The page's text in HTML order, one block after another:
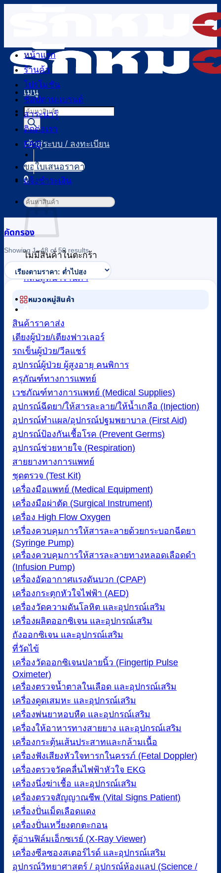
เนื้อหา
เมนู
Products
search
เข้าสู่ระบบ / ลงทะเบียน
0
ไม่มีสินค้าในตะกร้า
กลับสู่หน้าร้านค้า
หน้าแรก
ร้านค้า
โปรโมชัน
ช้อปตามแบรนด์
สาระน่ารู้
ติดต่อเรา
FAQ
ขอใบเสนอราคา
แจ้งชำระเงิน
ค้นหา:
คัดกรอง
Showing 1–48 of 50 resultsSorted
by
to
หมวดหมู่สินค้า
สินค้าราคาส่ง
เตียงผู้ป่วย/เตียงฟาวเลอร์
รถเข็นผู้ป่วย/วีลแชร์
อุปกรณ์ผู้ป่วย ผู้สูงอายุ คนพิการ
ครุภัณฑ์ทางการแพทย์
เวชภัณฑ์ทางการแพทย์ (Medical Supplies)
อุปกรณ์ฉีดยา/ให้สารละลาย/ให้น้ำเกลือ (Injection)
อุปกรณ์ทำแผล/อุปกรณ์ปฐมพยาบาล (First Aid)
อุปกรณ์ป้องกันเชื้อโรค (Prevent Germs)
อุปกรณ์ช่วยหายใจ (Respiration)
สายยางทางการแพทย์
ชุดตรวจ (Test Kit)
เครื่องมือแพทย์ (Medical Equipment)
เครื่องมือผ่าตัด (Surgical Instrument)
เครื่อง High Flow Oxygen
เครื่องควบคุมการให้สารละลายด้วยกระบอกฉีดยา
(Syringe Pump)
เครื่องควบคุมการให้สารละลายทางหลอดเลือดดำ
(Infusion Pump)
เครื่องอัดอากาศแรงดันบวก (CPAP)
เครื่องกระตุกหัวใจไฟฟ้า (AED)
เครื่องวัดความดันโลหิต และอุปกรณ์เสริม
เครื่องผลิตออกซิเจน และอุปกรณ์เสริม
ถังออกซิเจน และอุปกรณ์เสริม
ที่วัดไข้
เครื่องวัดออกซิเจนปลายนิ้ว (Fingertip Pulse
Oximeter)
เครื่องตรวจน้ำตาลในเลือด และอุปกรณ์เสริม
เครื่องดูดเสมหะ และอุปกรณ์เสริม
เครื่องพ่นยาหอบหืด และอุปกรณ์เสริม
เครื่องให้อาหารทางสายยาง และอุปกรณ์เสริม
เครื่องกระตุ้นเส้นประสาทและกล้ามเนื้อ
เครื่องฟังเสียงหัวใจทารกในครรภ์ (Fetal Doppler)
เครื่องตรวจวัดคลื่นไฟฟ้าหัวใจ EKG
เครื่องนึ่งฆ่าเชื้อ และอุปกรณ์เสริม
เครื่องตรวจสัญญาณชีพ (Vital Signs Patient)
เครื่องปั่นเม็ดเลือดแดง
เครื่องปั่นเหวี่ยงตกตะกอน
ตู้อ่านฟิล์มเอ็กซเรย์ (X-Ray Viewer)
เครื่องซีลซองสเตอร์ไรด์ และอุปกรณ์เสริม
อุปกรณ์วิทยาศาสตร์ / อุปกรณ์ห้องแลป (Science /